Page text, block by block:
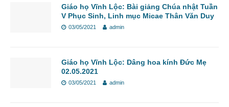
Giáo họ Vĩnh Lộc: Bài giảng Chúa nhật Tuần
V Phục Sinh, Linh mục Micae Thân Văn Duy
03/05/2021 admin
Giáo họ Vĩnh Lộc: Dâng hoa kính Đức Mẹ
02.05.2021
03/05/2021 admin